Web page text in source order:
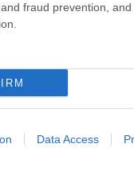
fraud prevention,
Data Access